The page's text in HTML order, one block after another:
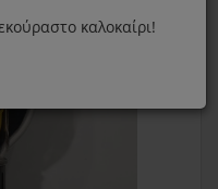
καλοκαίρι!